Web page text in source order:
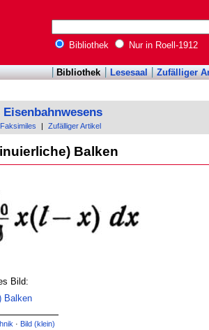
Bibliothek Nur in Roell-1912
Bibliothek Lesesaal Zufälliger
Faksimiles Zufälliger Artikel
Balken
Bild:
Balken
· Bild (klein)